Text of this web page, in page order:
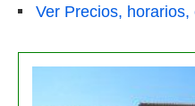
Ver Precios, horarios,